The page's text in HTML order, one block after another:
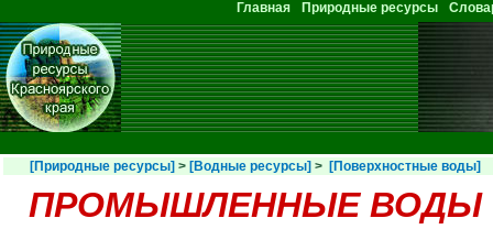
Главное меню
Главная Природные ресурсы
[Природные ресурсы] > [Водные ресурсы] > [Поверхностные воды]
ПРОМЫШЛЕННЫЕ ВОДЫ